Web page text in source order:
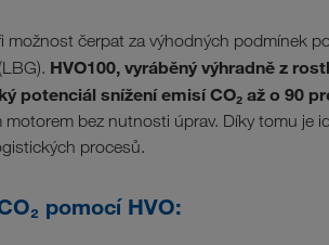
čerpat za výhodných podmínek
HVO100, vyráběný výhradně z
potenciál snížení emisí CO₂ až o 90
bez nutnosti úprav. Díky tomu je
procesů.
pomocí HVO: